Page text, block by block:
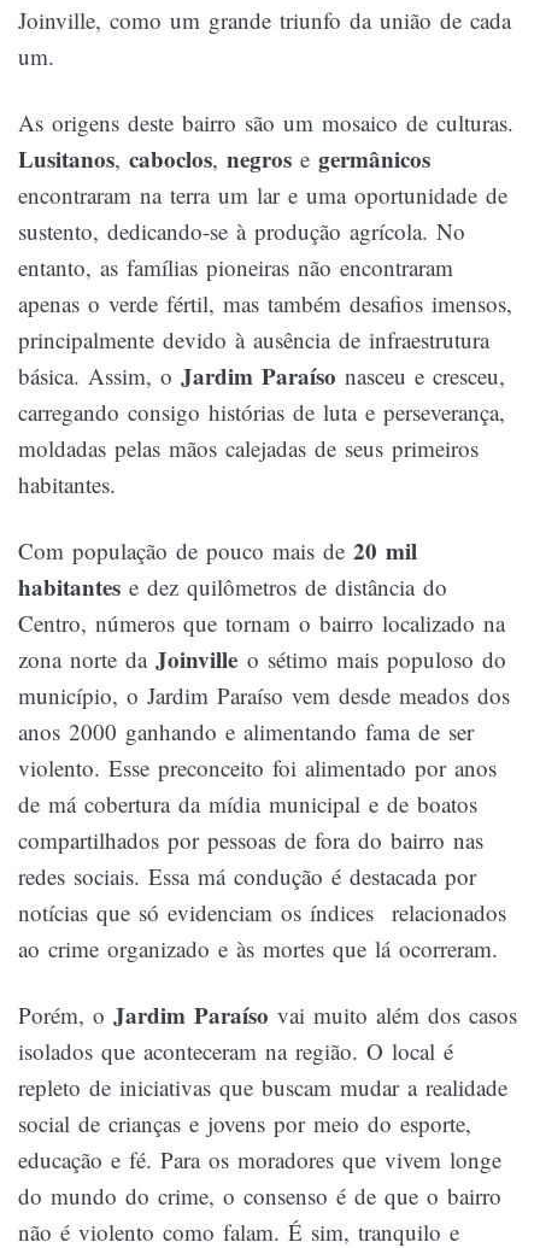
Joinville, como um grande triunfo da união de cada
um.
As origens deste bairro são um mosaico de culturas.
Lusitanos, caboclos, negros e germânicos
encontraram na terra um lar e uma oportunidade de
sustento, dedicando-se à produção agrícola. No
entanto, as famílias pioneiras não encontraram
apenas o verde fértil, mas também desafios imensos,
principalmente devido à ausência de infraestrutura
básica. Assim, o Jardim Paraíso nasceu e cresceu,
carregando consigo histórias de luta e perseverança,
moldadas pelas mãos calejadas de seus primeiros
habitantes.
Com população de pouco mais de 20 mil
habitantes e dez quilômetros de distância do
Centro, números que tornam o bairro localizado na
zona norte da Joinville o sétimo mais populoso do
município, o Jardim Paraíso vem desde meados dos
anos 2000 ganhando e alimentando fama de ser
violento. Esse preconceito foi alimentado por anos
de má cobertura da mídia municipal e de boatos
compartilhados por pessoas de fora do bairro nas
redes sociais. Essa má condução é destacada por
notícias que só evidenciam os índices relacionados
ao crime organizado e às mortes que lá ocorreram.
Porém, o Jardim Paraíso vai muito além dos casos
isolados que aconteceram na região. O local é
repleto de iniciativas que buscam mudar a realidade
social de crianças e jovens por meio do esporte,
educação e fé. Para os moradores que vivem longe
do mundo do crime, o consenso é de que o bairro
não é violento como falam. É sim, tranquilo e